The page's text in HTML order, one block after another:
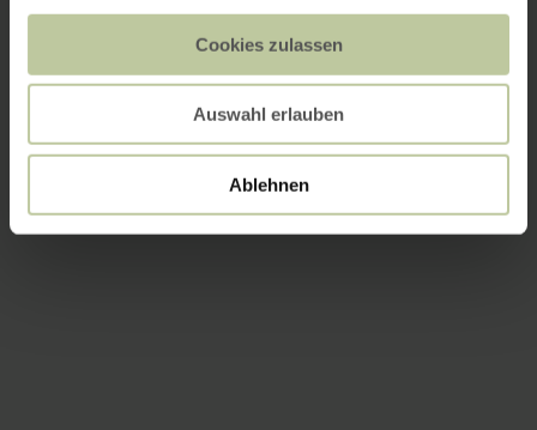
Cookies zulassen
Auswahl erlauben
Ablehnen